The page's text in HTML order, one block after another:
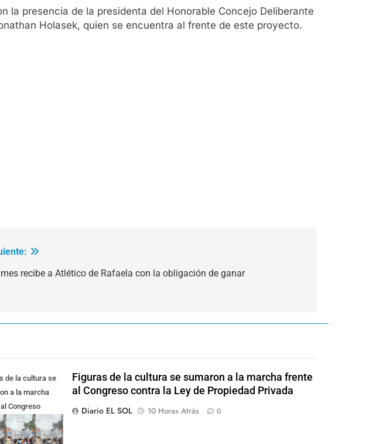
la presencia de la presidenta del Honorable Concejo Deliberante
Holasek, quien se encuentra al frente de este proyecto.
recibe a Atlético de Rafaela con la obligación de ganar
de la cultura se
a la marcha
Congreso
la Ley de
Privada
Figuras de la cultura se sumaron a la marcha frente
al Congreso contra la Ley de Propiedad Privada
Diario EL SOL
10 Horas Atrás 0